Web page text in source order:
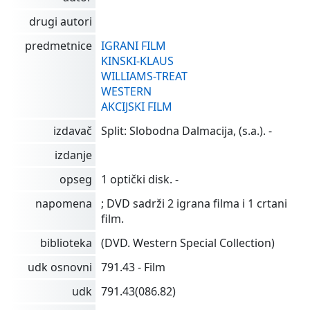
drugi autori
predmetnice IGRANI FILM
KINSKI-KLAUS
WILLIAMS-TREAT
WESTERN
AKCIJSKI FILM
izdavač
Split: Slobodna Dalmacija, (s.a.). -
izdanje
opseg
1 optički disk. -
napomena
; DVD sadrži 2 igrana filma i 1 crtani
film.
biblioteka
(DVD. Western Special Collection)
udk osnovni
791.43 - Film
udk 791.43(086.82)